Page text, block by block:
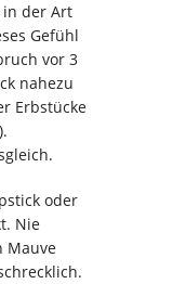
in der Art
Gefühl
vor 3
nahezu
Erbstücke
).
oder
Nie
Mauve